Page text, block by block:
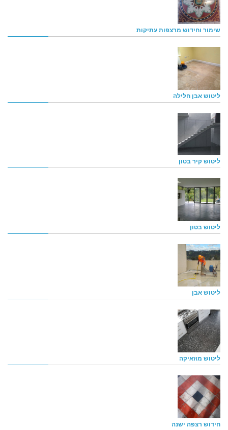
שימור וחידוש מרצפות עתיקות
ליטוש אבן חלילה
ליטוש קיר בטון
ליטוש בטון
ליטוש אבן
ליטוש מוזאיקה
חידוש רצפה ישנה